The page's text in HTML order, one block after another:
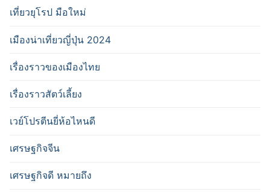
เที่ยวยุโรป มือใหม่
เมืองน่าเที่ยวญี่ปุ่น 2024
เรื่องราวของเมืองไทย
เรื่องราวสัตว์เลี้ยง
เวย์โปรตีนยี่ห้อไหนดี
เศรษฐกิจจีน
เศรษฐกิจดี หมายถึง